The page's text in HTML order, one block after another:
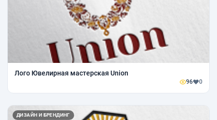
Лого Ювелирная мастерская Union
96 0
ДИЗАЙН И БРЕНДИНГ